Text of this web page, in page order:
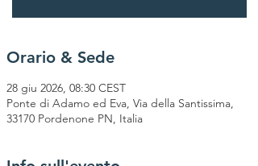
Orario & Sede
28 giu 2026, 08:30 CEST
Ponte di Adamo ed Eva, Via della Santissima,
33170 Pordenone PN, Italia